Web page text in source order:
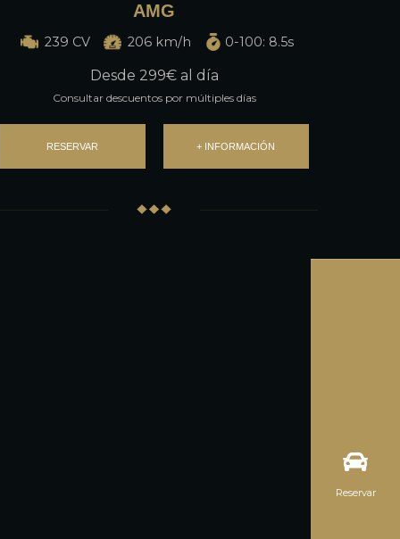
AMG
239 CV 206 km/h 0-100: 8.5s
Desde 299€ al día
Consultar descuentos por múltiples días
RESERVAR + INFORMACIÓN
Reservar